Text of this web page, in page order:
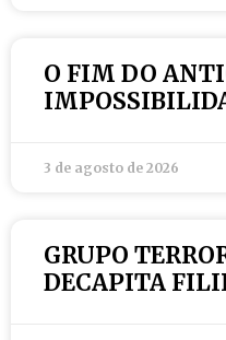
O FIM DO
3 de agosto de 2026
GRUPO
DECAPITA